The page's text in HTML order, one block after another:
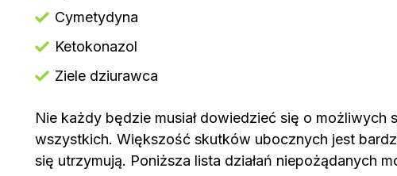
Cymetydyna
Ketokonazol
Ziele dziurawca
Nie każdy będzie musiał dowiedzieć się o
wszystkich. Większość skutków ubocznych jest
się utrzymują. Poniższa lista działań niepożądanych